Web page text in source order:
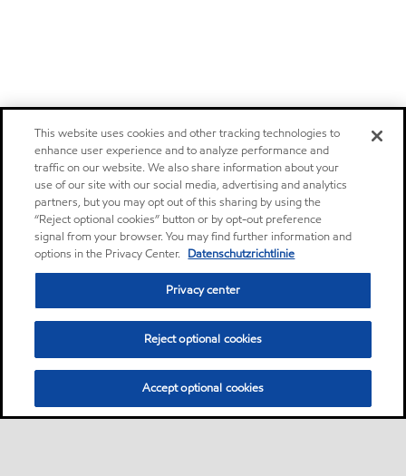
This website uses cookies and other tracking technologies to
enhance user experience and to analyze performance and
traffic on our website. We also share information about your
use of our site with our social media, advertising and analytics
partners, but you may opt out of this sharing by using the
“Reject optional cookies” button or by opt-out preference
signal from your browser. You may find further information and
options in the Privacy Center. Datenschutzrichtlinie
Privacy center
Reject optional cookies
Accept optional cookies